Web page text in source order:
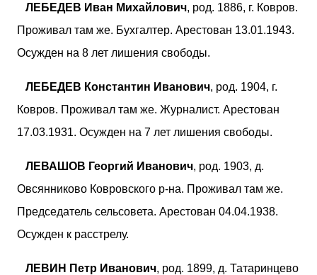
ЛЕБЕДЕВ Иван Михайлович, род. 1886, г. Ковров.
Проживал там же. Бухгалтер. Арестован 13.01.1943.
Осужден на 8 лет лишения свободы.
ЛЕБЕДЕВ Константин Иванович, род. 1904, г.
Ковров. Проживал там же. Журналист. Арестован
17.03.1931. Осужден на 7 лет лишения свободы.
ЛЕВАШОВ Георгий Иванович, род. 1903, д.
Овсянниково Ковровского р-на. Проживал там же.
Председатель сельсовета. Арестован 04.04.1938.
Осужден к расстрелу.
ЛЕВИН Петр Иванович, род. 1899, д. Татаринцево